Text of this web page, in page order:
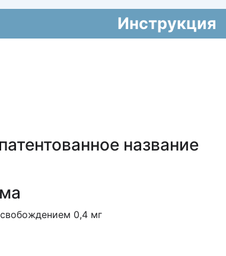
Инструкция
название
0,4 мг